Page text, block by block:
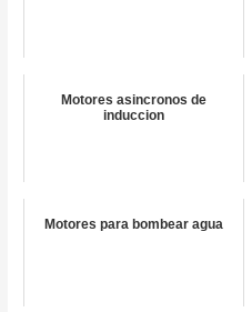
Motores asincronos de
induccion
Motores para bombear agua